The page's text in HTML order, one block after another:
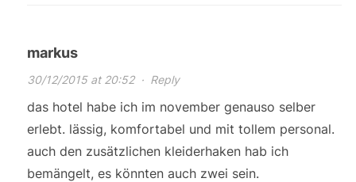
markus
30/12/2015 at 20:52· Reply
das hotel habe ich im november genauso selber
erlebt. lässig, komfortabel und mit tollem personal.
auch den zusätzlichen kleiderhaken hab ich
bemängelt, es könnten auch zwei sein.